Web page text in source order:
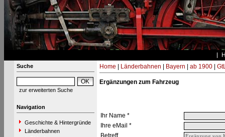
Suche
zur erweiterten Suche
Navigation
Geschichte & Hintergründe
Länderbahnen
Home Länderbahnen Bayern ab 1900|
Ergänzungen zum Fahrzeug
Ihr Name *
Ihre eMail *
Betreff